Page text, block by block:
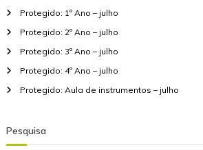
t
e
r
Protegido: 1º Ano – julho
Protegido: 2º Ano – julho
Protegido: 3º Ano – julho
Protegido: 4º Ano – julho
Protegido: Aula de instrumentos – julho
Pesquisa